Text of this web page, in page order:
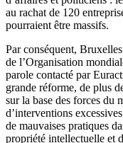
au rachat de 120
pourraient être massifs.
Par conséquent,
de l’Organisation
parole contacté par
grande réforme, de plus
sur la base des forces du
d’interventions
de mauvaises pratiques
propriété intellectuelle et